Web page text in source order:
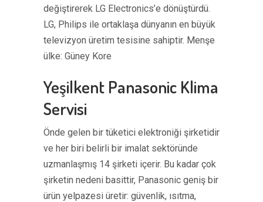
değiştirerek LG Electronics’e dönüştürdü.
LG, Philips ile ortaklaşa dünyanın en büyük
televizyon üretim tesisine sahiptir. Menşe
ülke: Güney Kore
Yeşilkent Panasonic Klima
Servisi
Önde gelen bir tüketici elektroniği şirketidir
ve her biri belirli bir imalat sektöründe
uzmanlaşmış 14 şirketi içerir. Bu kadar çok
şirketin nedeni basittir, Panasonic geniş bir
ürün yelpazesi üretir: güvenlik, ısıtma,